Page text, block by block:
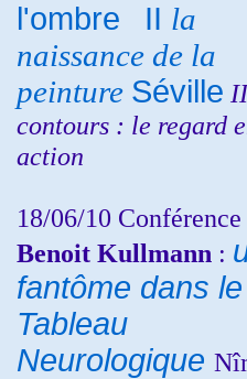
l'ombre
II la
naissance de la
peinture Séville
contours : le regard
action
18/06/10 Conférence
Benoit Kullmann :
fantôme dans le
Tableau
Neurologique